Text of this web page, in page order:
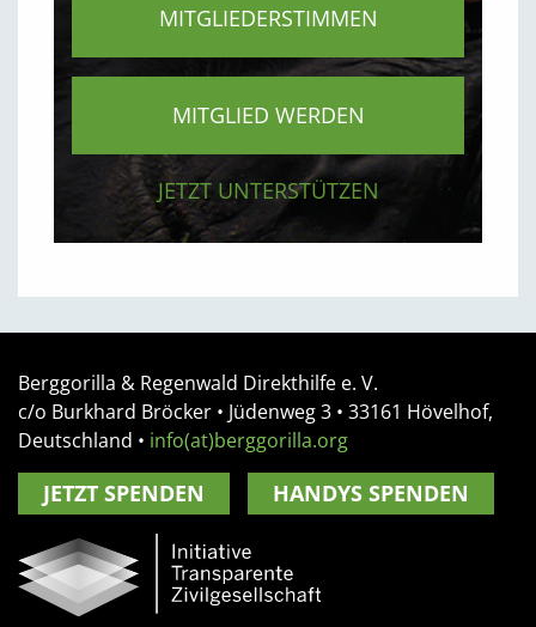
MITGLIEDERSTIMMEN
MITGLIED WERDEN
JETZT UNTERSTÜTZEN
Berggorilla & Regenwald Direkthilfe e. V.
c/o Burkhard Bröcker • Jüdenweg 3 • 33161 Hövelhof,
Deutschland • info(at)berggorilla.org
JETZT SPENDEN HANDYS SPENDEN